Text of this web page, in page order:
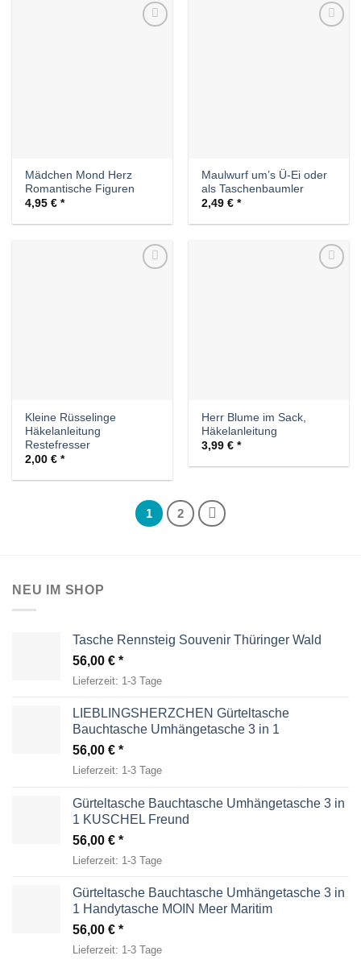
Mädchen Mond Herz
Romantische Figuren
4,95€
Maulwurf um’s Ü-Ei oder
als Taschenbaumler
2,49€
Kleine Rüsselinge
Häkelanleitung
Restefresser
2,00€
Herr Blume im Sack,
Häkelanleitung
3,99€
1 2
NEU IM SHOP
Tasche Rennsteig Souvenir Thüringer Wald
56,00 €
Lieferzeit: 1-3 Tage
LIEBLINGSHERZCHEN Gürteltasche
Bauchtasche Umhängetasche 3 in 1
56,00 €
Lieferzeit: 1-3 Tage
Gürteltasche Bauchtasche Umhängetasche 3 in
1 KUSCHEL Freund
56,00 €
Lieferzeit: 1-3 Tage
Gürteltasche Bauchtasche Umhängetasche 3 in
1 Handytasche MOIN Meer Maritim
56,00 €
Lieferzeit: 1-3 Tage